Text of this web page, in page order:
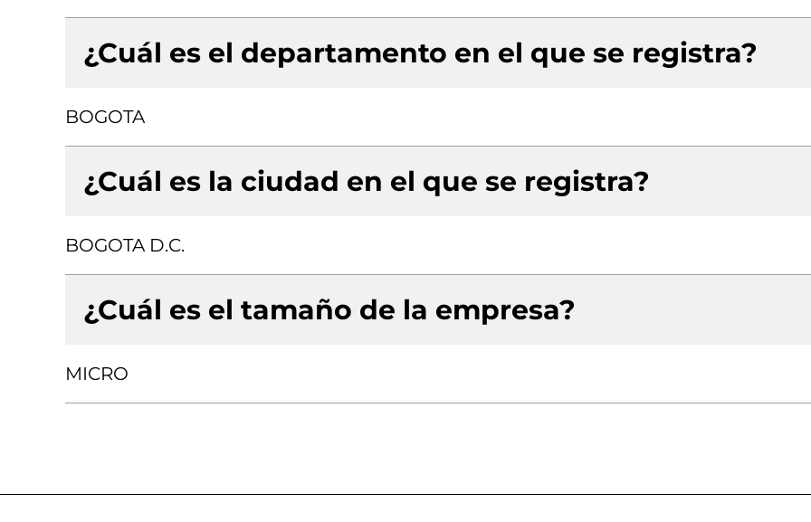
¿Cuál es el departamento en el que se registra?
BOGOTA
¿Cuál es la ciudad en el que se registra?
BOGOTA D.C.
¿Cuál es el tamaño de la empresa?
MICRO